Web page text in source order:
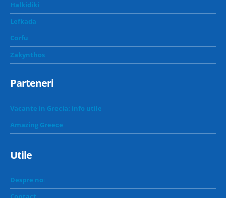
Halkidiki
Lefkada
Corfu
Zakynthos
Parteneri
Vacante in Grecia: info utile
Amazing Greece
Utile
Despre noi